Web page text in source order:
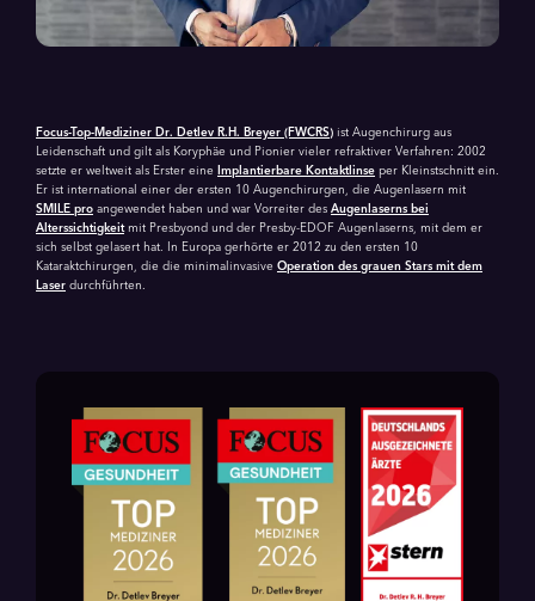
Focus-Top-Mediziner Dr. Detlev R.H. Breyer (FWCRS) ist Augenchirurg aus
Leidenschaft und gilt als Koryphäe und Pionier vieler refraktiver Verfahren: 2002
setzte er weltweit als Erster eine
Implantierbare Kontaktlinse per Kleinstschnitt ein.
Er ist international einer der ersten 10 Augenchirurgen, die Augenlasern mit
SMILE pro angewendet haben und war Vorreiter des Augenlaserns bei
Alterssichtigkeitmit Presbyond und der Presby-EDOF Augenlaserns, mit dem er
sich selbst gelasert hat. In Europa gerhörte er 2012 zu den ersten 10
Kataraktchirurgen, die die minimalinvasive Operation des grauen Stars mit dem
Laser durchführten.